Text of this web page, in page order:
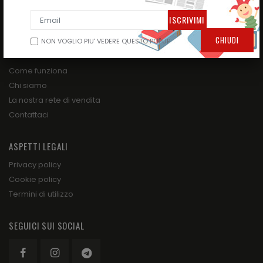
NON VOGLIO PIU' VEDERE QUESTO POPUP CHIUDI
GIOCHI E TUTTO PER IL DIVERTIMENTO DEI BAMBINI!
TUTTO PER LA SCUOLA
Come funziona
Chi siamo
La nostra rete di vendita
Contattaci
ASPETTI LEGALI
Privacy policy
Cookie policy
Termini di utilizzo
SEGUICI SUI SOCIAL